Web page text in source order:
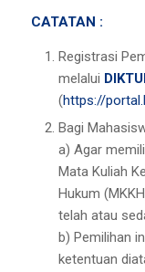
CATATAN :
Registrasi
melalui
(https://
Bagi
a) Agar
Mata Kuliah
Hukum
telah atau
b) Pemilihan
ketentuan